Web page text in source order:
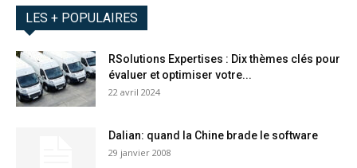
LES + POPULAIRES
RSolutions Expertises : Dix thèmes clés pour
évaluer et optimiser votre...
22 avril 2024
Dalian: quand la Chine brade le software
29 janvier 2008